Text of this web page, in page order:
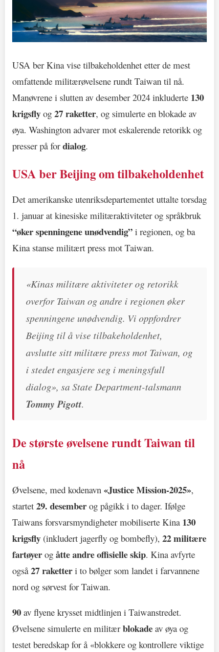
USA ber Kina vise tilbakeholdenhet etter de mest
omfattende militærøvelsene rundt Taiwan til nå.
Manøvrene i slutten av desember 2024 inkluderte 130
krigsfly og 27 raketter, og simulerte en blokade av
øya. Washington advarer mot eskalerende retorikk og
presser på fordialog.
USA ber Beijing om tilbakeholdenhet
Det amerikanske utenriksdepartementet uttalte torsdag
1. januar at kinesiske militæraktiviteter og språkbruk
“øker spenningene unødvendig” i regionen, og ba
Kina stanse militært press mot Taiwan.
«Kinas militære aktiviteter og retorikk
overfor Taiwan og andre i regionen øker
spenningene unødvendig. Vi oppfordrer
Beijing til å vise tilbakeholdenhet,
avslutte sitt militære press mot Taiwan, og
i stedet engasjere seg i meningsfull
dialog», sa State Department-talsmann
Tommy Pigott.
De største øvelsene rundt Taiwan til
nå
Øvelsene, med kodenavn «Justice Mission-2025»,
startet 29. desember og pågikk i to dager. Ifølge
Taiwans forsvarsmyndigheter mobiliserte Kina 130
krigsfly (inkludert jagerfly og bombefly), 22 militære
fartøyer og åtte andre offisielle skip. Kina avfyrte
også27 raketter i to bølger som landet i farvannene
nord og sørvest for Taiwan.
90 av flyene krysset midtlinjen i Taiwanstredet.
Øvelsene simulerte en militærblokade av øya og
testet beredskap for å «blokkere og kontrollere viktige